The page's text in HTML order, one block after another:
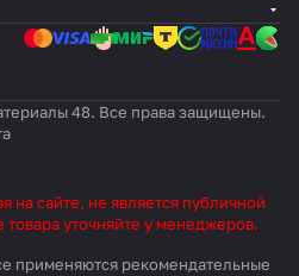
48. Все права защищены.
сайте, не является публичной
уточняйте у менеджеров.
применяются рекомендательные